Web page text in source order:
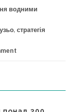
водними
, стратегія